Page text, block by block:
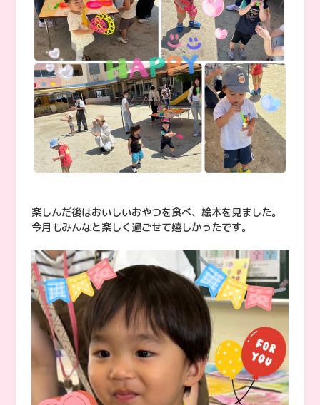
楽しんだ後はおいしいおやつを食べ、絵本を見ました。
今月もみんなと楽しく過ごせて嬉しかったです。